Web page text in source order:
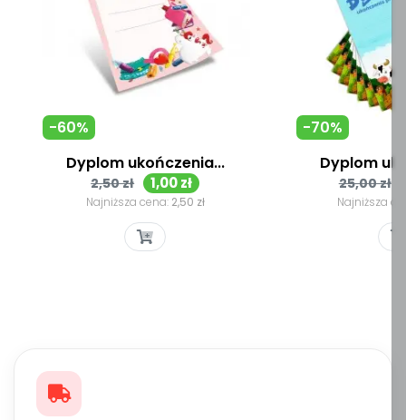
Dyplom ukończenia...
Cena
podstawowa
2,50 zł Cena
1,00 zł
Najniższa cena: 2,50 zł
-60%
Dyplom
Cena
25,00 zł
Najniższa
-70%